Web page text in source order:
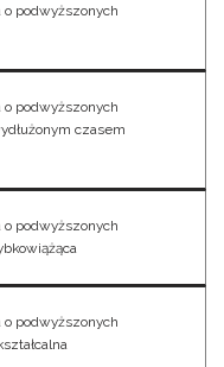
o podwyższonych
o podwyższonych
czasem
o podwyższonych
o podwyższonych